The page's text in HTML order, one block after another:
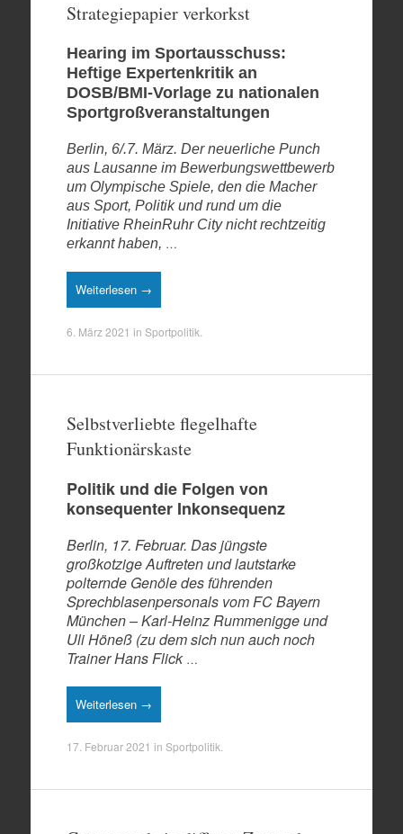
Strategiepapier verkorkst
Hearing im Sportausschuss:
Heftige Expertenkritik an
DOSB/BMI-Vorlage zu nationalen
Sportgroßveranstaltungen
Berlin, 6/.7. März. Der neuerliche Punch
aus Lausanne im Bewerbungswettbewerb
um Olympische Spiele, den die Macher
aus Sport, Politik und rund um die
Initiative RheinRuhr City nicht rechtzeitig
erkannt haben, …
Weiterlesen →
6. März 2021 in Sportpolitik
Selbstverliebte flegelhafte
Funktionärskaste
Politik und die Folgen von
konsequenter Inkonsequenz
Berlin, 17. Februar. Das jüngste
großkotzige Auftreten und lautstarke
polternde Genöle des führenden
Sprechblasenpersonals vom FC Bayern
München – Karl-Heinz Rummenigge und
Uli Höneß (zu dem sich nun auch noch
Trainer Hans Flick …
Weiterlesen →
17. Februar 2021 in Sportpolitik